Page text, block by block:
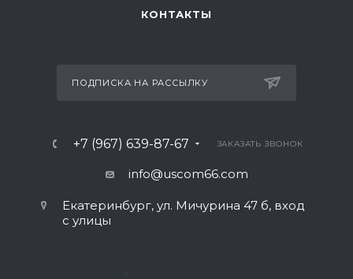
КОНТАКТЫ
ПОДПИСКА НА РАССЫЛКУ
+7 (967) 639-87-67 ЗАКАЗАТЬ ЗВОНОК
info@uscom66.com
Екатеринбург, ул. Мичурина 47 б, вход
с улицы
>